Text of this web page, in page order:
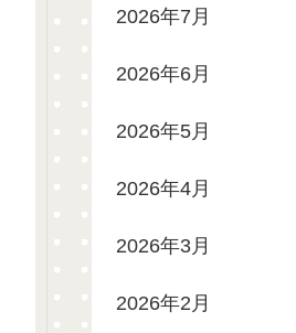
2026年7月
2026年6月
2026年5月
2026年4月
2026年3月
2026年2月